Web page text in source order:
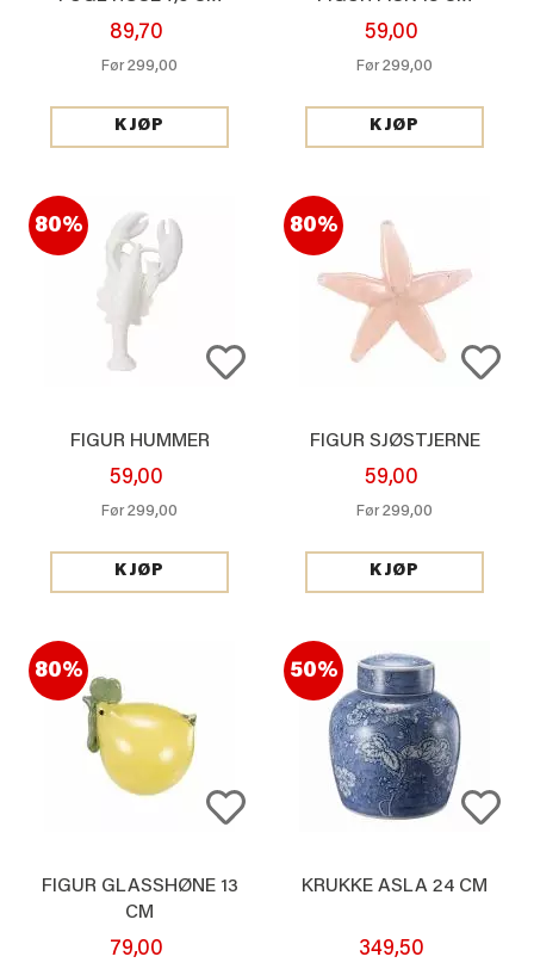
89,70
Før299,00
KJØP
59,00
Før299,00
KJØP
80%
FIGUR HUMMER
59,00
Før299,00
KJØP
80%
FIGUR SJØSTJERNE
59,00
Før299,00
KJØP
80%
FIGUR GLASSHØNE 13
CM
79,00
50%
KRUKKE ASLA 24 CM
349,50